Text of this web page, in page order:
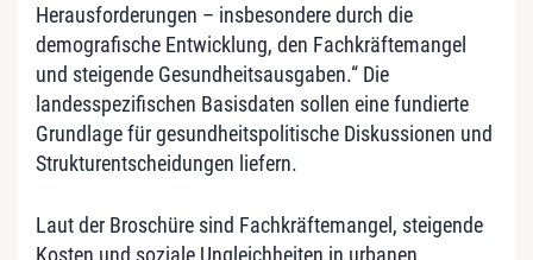
Herausforderungen – insbesondere durch die
demografische Entwicklung, den Fachkräftemangel
und steigende Gesundheitsausgaben.“ Die
landesspezifischen Basisdaten sollen eine fundierte
Grundlage für gesundheitspolitische Diskussionen und
Strukturentscheidungen liefern.
Laut der Broschüre sind Fachkräftemangel, steigende
Kosten und soziale Ungleichheiten in urbanen